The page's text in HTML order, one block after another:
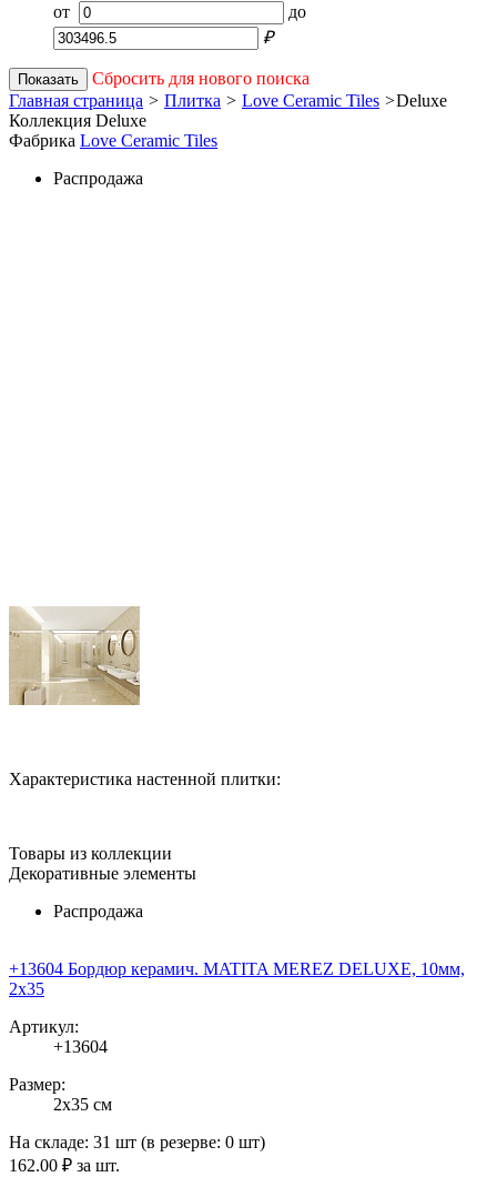
от
до
₽
Показать
Сбросить для нового поиска
Главная страница > Плитка > Love Ceramic Tiles >Deluxe
Коллекция Deluxe
Фабрика Love Ceramic Tiles
Распродажа
Характеристика настенной плитки:
Товары из коллекции
Декоративные элементы
Распродажа
+13604 Бордюр керамич. MATITA MEREZ DELUXE, 10мм,
2x35
Артикул:
+13604
Размер:
2x35 см
На складе: 31 шт (в резерве: 0 шт)
162.00 ₽ за шт.